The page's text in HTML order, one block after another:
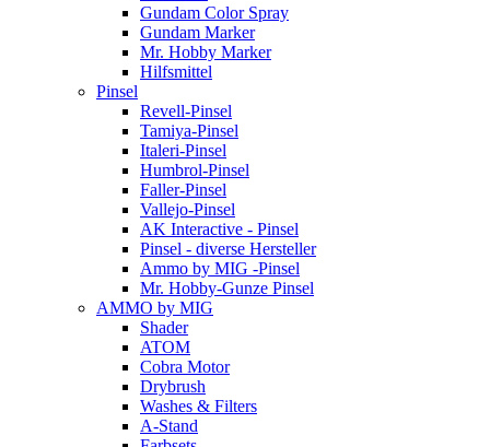
Gundam Color Spray
Gundam Marker
Mr. Hobby Marker
Hilfsmittel
Pinsel
Revell-Pinsel
Tamiya-Pinsel
Italeri-Pinsel
Humbrol-Pinsel
Faller-Pinsel
Vallejo-Pinsel
AK Interactive - Pinsel
Pinsel - diverse Hersteller
Ammo by MIG -Pinsel
Mr. Hobby-Gunze Pinsel
AMMO by MIG
Shader
ATOM
Cobra Motor
Drybrush
Washes & Filters
A-Stand